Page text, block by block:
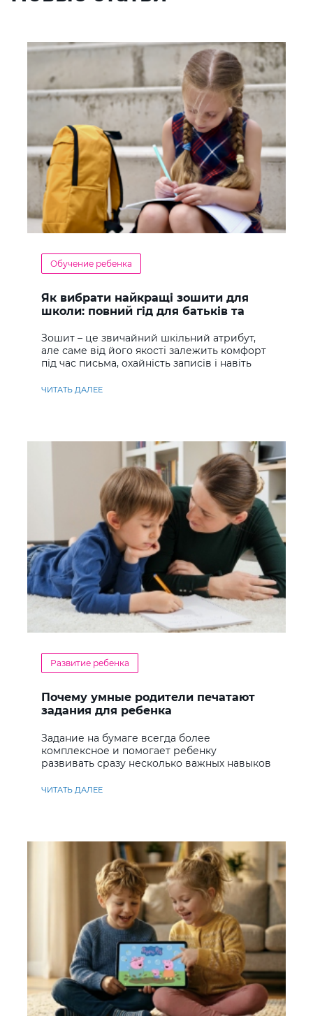
Обучение ребенка
Як вибрати найкращі зошити для
школи: повний гід для батьків та
Зошит – це звичайний шкільний атрибут,
але саме від його якості залежить комфорт
під час письма, охайність записів і навіть
ЧИТАТЬ ДАЛЕЕ
Развитие ребенка
Почему умные родители печатают
задания для ребенка
Задание на бумаге всегда более
комплексное и помогает ребенку
развивать сразу несколько важных навыков
ЧИТАТЬ ДАЛЕЕ